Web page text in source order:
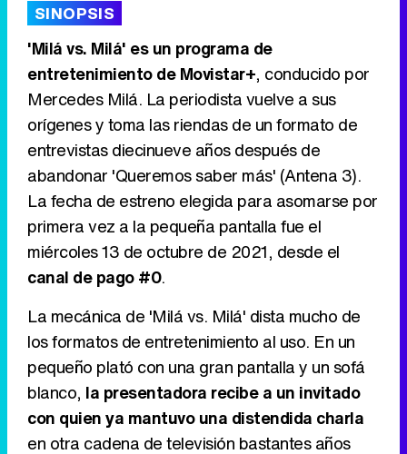
Tráiler en catalán de 'Ravalear', la nueva serie de HBO Max sobre los fondos buitre
Tráiler de la tercera temporada de 'The Walking Dead: Dead City' de AMC+
Canción ganadora de Eurovisión 2026: DARA con "Bangaranga" por Bulgaria
SINOPSIS
'Milá vs. Milá' es un programa de
entretenimiento de Movistar+, conducido por
Mercedes Milá. La periodista vuelve a sus
orígenes y toma las riendas de un formato de
entrevistas diecinueve años después de
abandonar 'Queremos saber más' (Antena 3).
La fecha de estreno elegida para asomarse por
primera vez a la pequeña pantalla fue el
miércoles 13 de octubre de 2021, desde el
canal de pago #0.
La mecánica de 'Milá vs. Milá' dista mucho de
los formatos de entretenimiento al uso. En un
pequeño plató con una gran pantalla y un sofá
blanco, la presentadora recibe a un invitado
con quien ya mantuvo una distendida charla
en otra cadena de televisión bastantes años